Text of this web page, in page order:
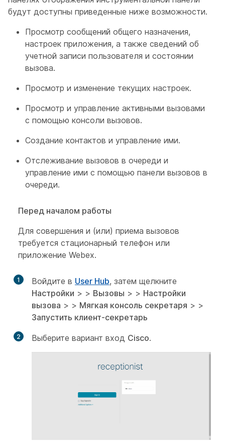
будут доступны приведенные ниже возможности.
Просмотр сообщений общего назначения,
настроек приложения, а также сведений об
учетной записи пользователя и состоянии
вызова.
Просмотр и изменение текущих настроек.
Просмотр и управление активными вызовами
с помощью консоли вызовов.
Создание контактов и управление ими.
Отслеживание вызовов в очереди и
управление ими с помощью панели вызовов в
очереди.
Перед началом работы
Для совершения и (или) приема вызовов
требуется стационарный телефон или
приложение Webex.
1 Войдите в User Hub, затем щелкните
Настройки > > Вызовы > > Настройки
вызова > > Мягкая консоль секретаря > >
Запустить клиент-секретарь
2 Выберите вариант вход Cisco.